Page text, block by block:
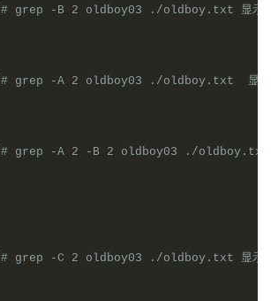
# grep -B 2 oldboy03 ./oldboy.txt 显示加
# grep -A 2 oldboy03 ./oldboy.txt  显示
# grep -A 2 -B 2 oldboy03 ./oldboy.txt 显
# grep -C 2 oldboy03 ./oldboy.txt 显示加